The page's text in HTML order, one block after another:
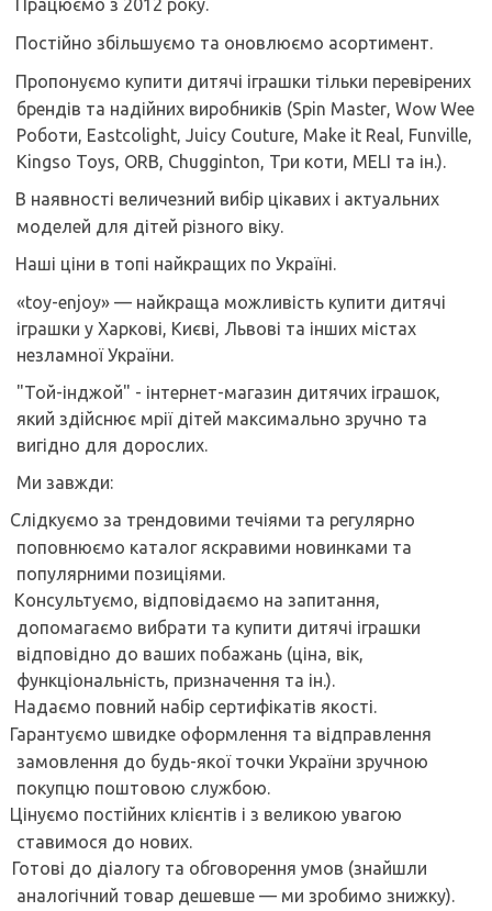
Працюємо з 2012 року.
Постійно збільшуємо та оновлюємо асортимент.
Пропонуємо купити дитячі іграшки тільки перевірених
брендів та надійних виробників (Spin Master, Wow Wee
Роботи, Eastcolight, Juicy Couture, Make it Real, Funville,
Kingso Toys, ORB, Chugginton, Три коти, MELI та ін.).
В наявності величезний вибір цікавих і актуальних
моделей для дітей різного віку.
Наші ціни в топі найкращих по Україні.
«toy-enjoy» — найкраща можливість купити дитячі
іграшки у Харкові, Києві, Львові та інших містах
незламної України.
"Той-інджой" - інтернет-магазин дитячих іграшок,
який здійснює мрії дітей максимально зручно та
вигідно для дорослих.
Ми завжди:
Слідкуємо за трендовими течіями та регулярно
поповнюємо каталог яскравими новинками та
популярними позиціями.
Консультуємо, відповідаємо на запитання,
допомагаємо вибрати та купити дитячі іграшки
відповідно до ваших побажань (ціна, вік,
функціональність, призначення та ін.).
Надаємо повний набір сертифікатів якості.
Гарантуємо швидке оформлення та відправлення
замовлення до будь-якої точки України зручною
покупцю поштовою службою.
Цінуємо постійних клієнтів і з великою увагою
ставимося до нових.
Готові до діалогу та обговорення умов (знайшли
аналогічний товар дешевше — ми зробимо знижку).